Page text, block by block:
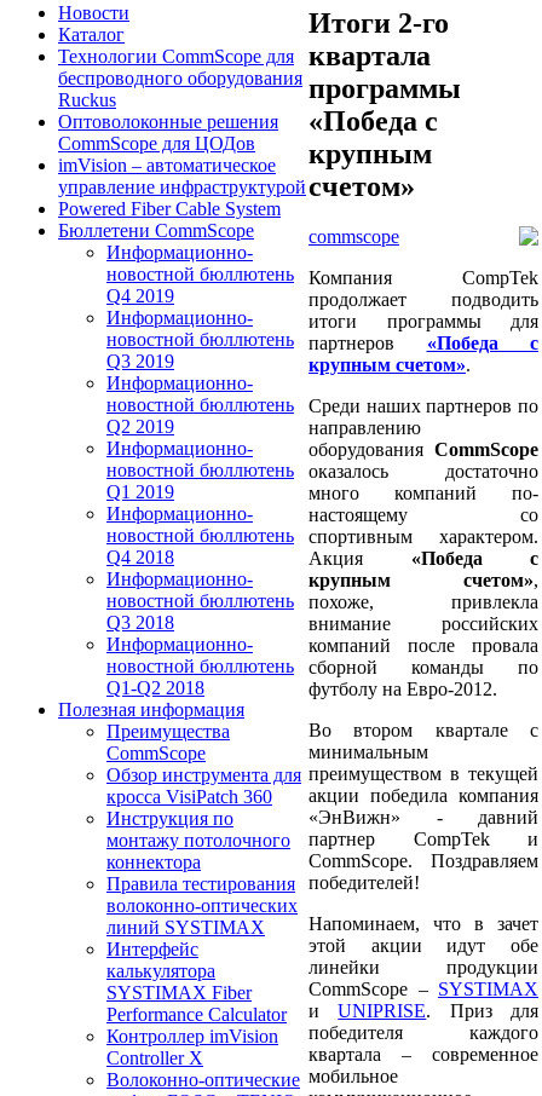
Новости
Каталог
Технологии CommScope для
беспроводного оборудования
Ruckus
Оптоволоконные решения
CommScope для ЦОДов
imVision – автоматическое
управление инфраструктурой
Powered Fiber Cable System
Бюллетени CommScope
Информационно-
новостной бюллютень
Q4 2019
Информационно-
новостной бюллютень
Q3 2019
Информационно-
новостной бюллютень
Q2 2019
Информационно-
новостной бюллютень
Q1 2019
Информационно-
новостной бюллютень
Q4 2018
Информационно-
новостной бюллютень
Q3 2018
Информационно-
новостной бюллютень
Q1-Q2 2018
Полезная информация
Преимущества
CommScope
Обзор инструмента для
кросса VisiPatch 360
Инструкция по
монтажу потолочного
коннектора
Правила тестирования
волоконно-оптических
линий SYSTIMAX
Интерфейс
калькулятора
SYSTIMAX Fiber
Performance Calculator
Контроллер imVision
Controller X
Волоконно-оптические
Итоги 2-го
квартала
программы
«Победа с
крупным
счетом»
commscope
Компания CompTek
продолжает подводить
итоги программы для
партнеров «Победа с
крупным счетом».
Среди наших партнеров по
направлению
оборудования CommScope
оказалось достаточно
много компаний по-
настоящему cо
спортивным характером.
Акция «Победа с
крупным счетом»,
похоже, привлекла
внимание российских
компаний после провала
сборной команды по
футболу на Евро-2012.
Во втором квартале с
минимальным
преимуществом в текущей
акции победила компания
«ЭнВижн» - давний
партнер CompTek и
CommScope. Поздравляем
победителей!
Напоминаем, что в зачет
этой акции идут обе
линейки продукции
CommScope – SYSTIMAX
иUNIPRISE. Приз для
победителя каждого
квартала – современное
мобильное